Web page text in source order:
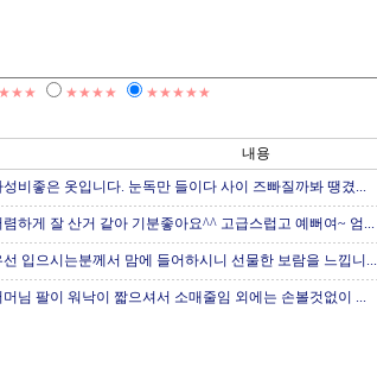
★★★ ★★★★ ★★★★★
내용
성비좋은 옷입니다. 눈독만 들이다 사이 즈빠질까봐 땡겼...
렴하게 잘 산거 같아 기분좋아요^^ 고급스럽고 예뻐여~ 엄...
선 입으시는분께서 맘에 들어하시니 선물한 보람을 느낍니...
머님 팔이 워낙이 짧으셔서 소매줄임 외에는 손볼것없이 ...